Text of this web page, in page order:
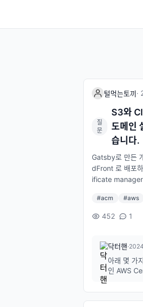
털먹는토끼·
질
문
S3와
도메인
습니다.
Gatsby로 만든
dFront 로 배포
ificate manager
데 인증서 요청
신자격도 부적
#acm #aws
452 1
닥터핸·
아래 몇 가지 사항
인 AWS
확하게 입